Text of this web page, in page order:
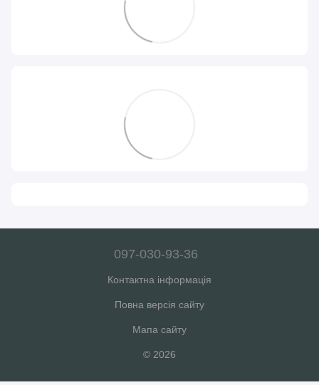
097-030-93-36
Контактна інформація
Повна версія сайту
Мапа сайту
© 2026